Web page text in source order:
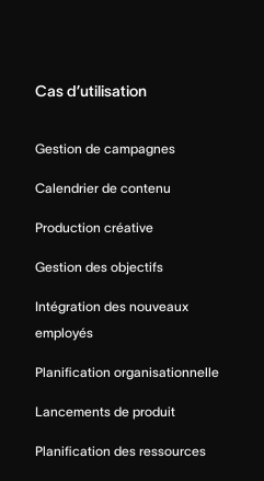
Cas d’utilisation
Gestion de campagnes
Calendrier de contenu
Production créative
Gestion des objectifs
Intégration des nouveaux
employés
Planification organisationnelle
Lancements de produit
Planification des ressources